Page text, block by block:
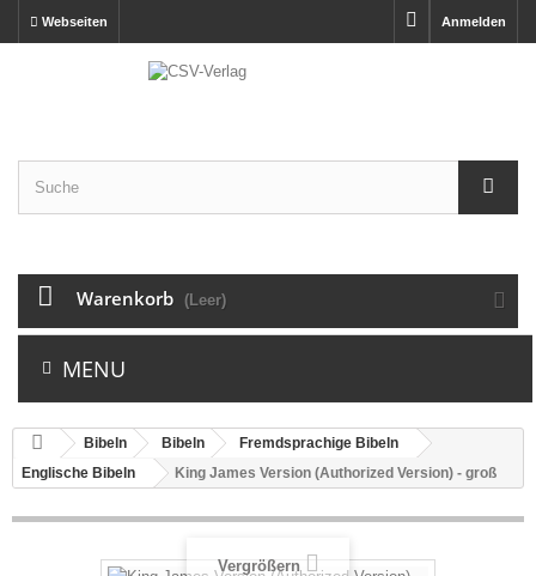
Anmelden
Webseiten
Warenkorb (Leer)
MENU
Bibeln Bibeln
Fremdsprachige Bibeln
Englische Bibeln
King James Version (Authorized Version) - groß
Vergrößern